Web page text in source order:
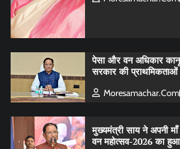
पेसा और वन अधिकार
सरकार की प्राथमिकताओं
Moresamachar.com
मुख्यमंत्री साय ने अपनी
वन महोत्सव-2026 का